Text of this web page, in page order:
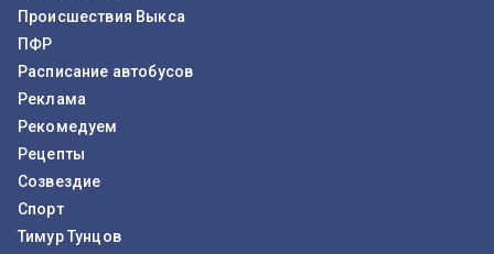
Происшествия Выкса
ПФР
Расписание автобусов
Реклама
Рекомедуем
Рецепты
Созвездие
Спорт
Тимур Тунцов